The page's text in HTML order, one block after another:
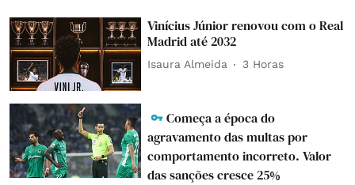
Vinícius Júnior renovou com o Real
Madrid até 2032
Isaura Almeida 3 Horas
Começa a época do
agravamento das multas por
comportamento incorreto. Valor
das sanções cresce 25%